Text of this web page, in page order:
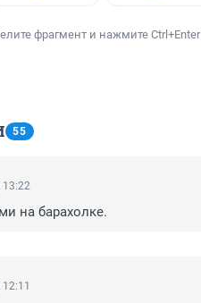
фрагмент и нажмите Ctrl+Enter
55
13:22
на барахолке.